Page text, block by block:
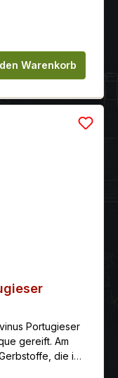
Warenkorb
Portugieser
gereift. Am
die in
Charakter